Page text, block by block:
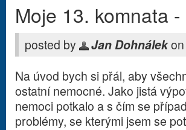
Moje 13. komnata
posted by Jan Dohnálekon
Na úvod bych si přál, aby
ostatní nemocné. Jako jistá
nemoci potkalo a s čím se
problémy, se kterými jsem se